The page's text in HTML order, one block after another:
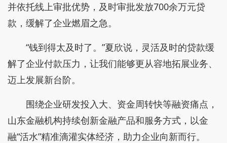
并依托线上审批优势，及时审批发放700余万元贷
款，缓解了企业燃眉之急。
“钱到得太及时了。”夏欣说，灵活及时的贷款缓
解了企业付款压力，让我们能够更从容地拓展业务、
迈上发展新台阶。
围绕企业研发投入大、资金周转快等融资痛点，
山东金融机构持续创新金融产品和服务方式，以金
融“活水”精准滴灌实体经济，助力企业向新而行。